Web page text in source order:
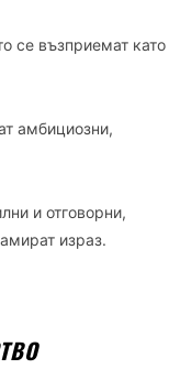
се възприемат като
амбициозни,
и отговорни,
израз.